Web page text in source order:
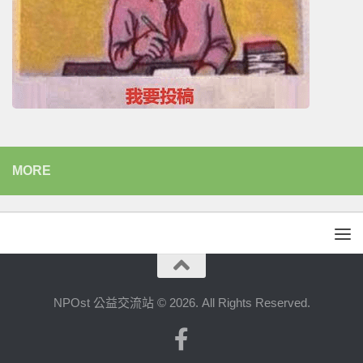
MORE
NPOst 公益交流站 © 2026. All Rights Reserved.